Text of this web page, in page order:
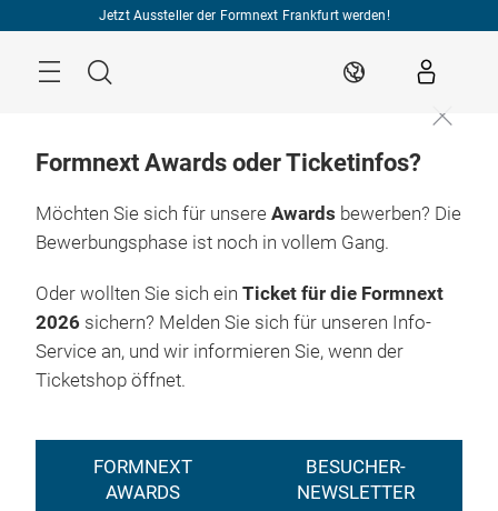
Jetzt Aussteller der Formnext Frankfurt werden!
Suche DE
Formnext Awards oder Ticketinfos?
Möchten Sie sich für unsere Awards bewerben? Die
Bewerbungsphase ist noch in vollem Gang.
Oder wollten Sie sich ein Ticket für die Formnext
2026 sichern? Melden Sie sich für unseren Info-
Service an, und wir informieren Sie, wenn der
Ticketshop öffnet.
FORMNEXT
AWARDS
BESUCHER-
NEWSLETTER